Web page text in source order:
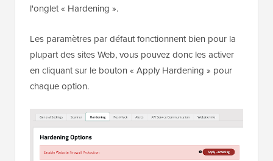
l'onglet « Hardening ».
Les paramètres par défaut fonctionnent bien pour la
plupart des sites Web, vous pouvez donc les activer
en cliquant sur le bouton « Apply Hardening » pour
chaque option.